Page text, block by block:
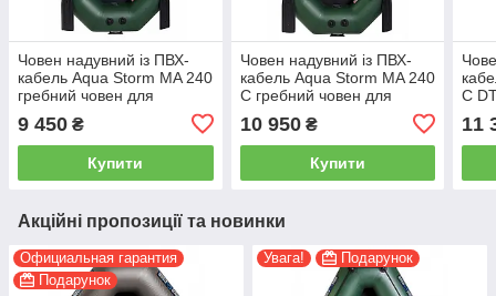
Човен надувний із ПВХ-
кабель Aqua Storm MA 240
гребний човен для
9 450 ₴
Купити
Човен надувний із ПВХ-
кабель Aqua Storm MA 240
C гребний човен для
сланевий настил
10 950₴
Купити
C
11
Акційні пропозиції та новинки
Официальная гарантия
Подарунок
Увага! Подарунок